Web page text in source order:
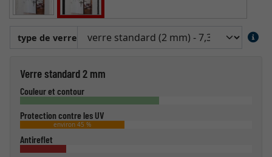
type de verre
Verre standard 2 mm
Couleur et contour
Protection contre les UV
environ 45 %
Antireflet